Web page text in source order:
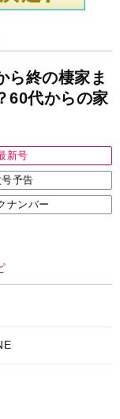
ら終の棲家ま
60代からの家
新号
予告
ナンバー